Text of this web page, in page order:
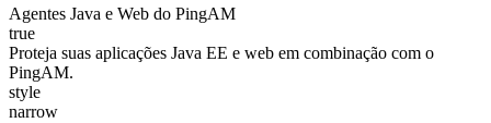
Agentes Java e Web do PingAM
true
Proteja suas aplicações Java EE e web em combinação com o
PingAM.
style
narrow